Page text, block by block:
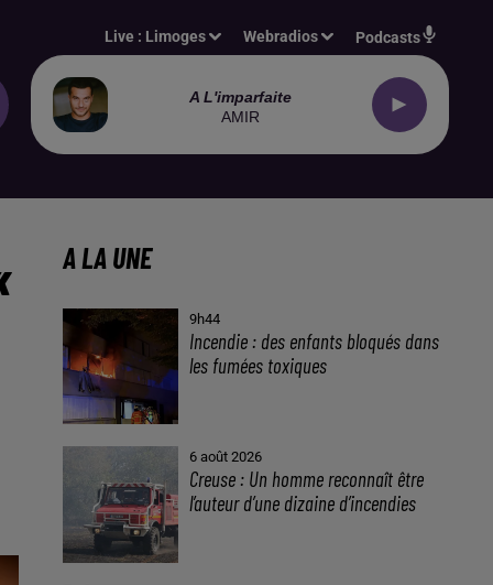
Live : Limoges Webradios Podcasts
A L'imparfaite
AMIR
A LA UNE
9h44
Incendie : des enfants bloqués dans
les fumées toxiques
6 août 2026
Creuse : Un homme reconnaît être
l’auteur d’une dizaine d’incendies